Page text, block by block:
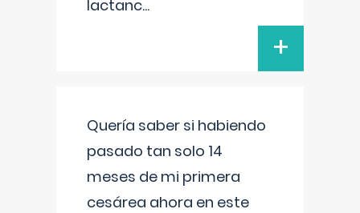
lactanc...
+
Quería saber si habiendo
pasado tan solo 14
meses de mi primera
cesárea ahora en este